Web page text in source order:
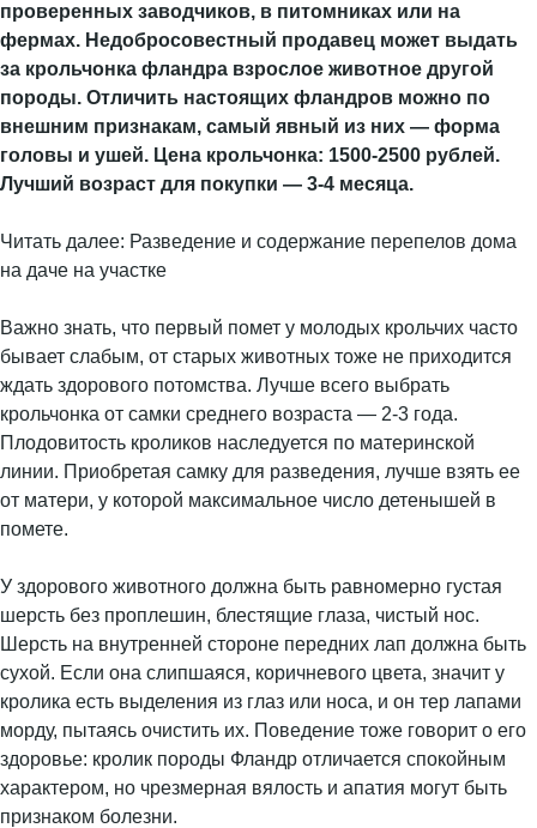
проверенных заводчиков, в питомниках или на
фермах. Недобросовестный продавец может выдать
за крольчонка фландра взрослое животное другой
породы. Отличить настоящих фландров можно по
внешним признакам, самый явный из них — форма
головы и ушей. Цена крольчонка: 1500-2500 рублей.
Лучший возраст для покупки — 3-4 месяца.
Читать далее: Разведение и содержание перепелов дома
на даче на участке
Важно знать, что первый помет у молодых крольчих часто
бывает слабым, от старых животных тоже не приходится
ждать здорового потомства. Лучше всего выбрать
крольчонка от самки среднего возраста — 2-3 года.
Плодовитость кроликов наследуется по материнской
линии. Приобретая самку для разведения, лучше взять ее
от матери, у которой максимальное число детенышей в
помете.
У здорового животного должна быть равномерно густая
шерсть без проплешин, блестящие глаза, чистый нос.
Шерсть на внутренней стороне передних лап должна быть
сухой. Если она слипшаяся, коричневого цвета, значит у
кролика есть выделения из глаз или носа, и он тер лапами
морду, пытаясь очистить их. Поведение тоже говорит о его
здоровье: кролик породы Фландр отличается спокойным
характером, но чрезмерная вялость и апатия могут быть
признаком болезни.